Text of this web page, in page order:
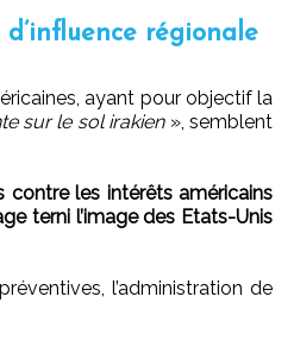
régionale
ayant pour objectif la
sur le sol irakien», semblent
contre les intérêts américains
terni l’image des Etats-Unis
l’administration de